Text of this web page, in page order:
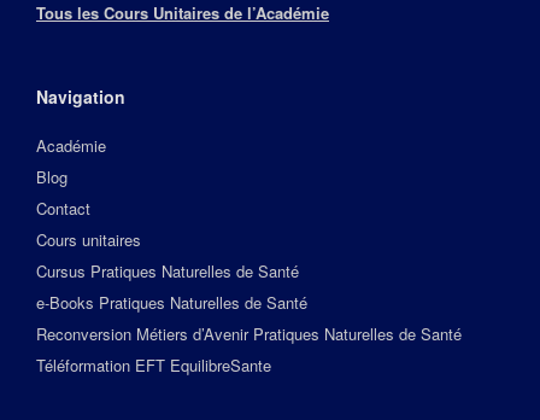
Tous les Cours Unitaires de l’Académie
Navigation
Académie
Blog
Contact
Cours unitaires
Cursus Pratiques Naturelles de Santé
e-Books Pratiques Naturelles de Santé
Reconversion Métiers d’Avenir Pratiques Naturelles de Santé
Téléformation EFT EquilibreSante